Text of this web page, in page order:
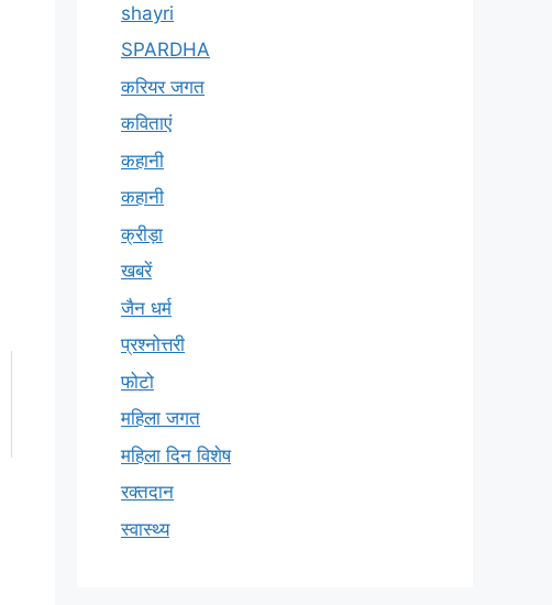
shayri
SPARDHA
करियर जगत
कविताएं
कहानी
कहानी
क्रीड़ा
खबरें
जैन धर्म
प्रश्नोत्तरी
फोटो
महिला जगत
महिला दिन विशेष
रक्तदान
स्वास्थ्य